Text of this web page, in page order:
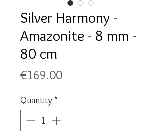
Silver Harmony -
Amazonite - 8 mm -
80 cm
€169.00Price
Quantity *